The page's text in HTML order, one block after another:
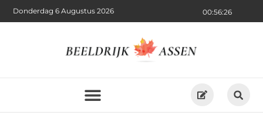
00:56:27
Donderdag 6 Augustus 2026